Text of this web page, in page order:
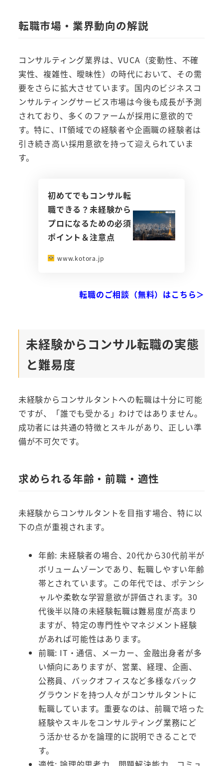
転職市場・業界動向の解説
コンサルティング業界は、VUCA（変動性、不確
実性、複雑性、曖昧性）の時代において、その需
要をさらに拡大させています。国内のビジネスコ
ンサルティングサービス市場は今後も成長が予測
されており、多くのファームが採用に意欲的で
す。特に、IT領域での経験者や企画職の経験者は
引き続き高い採用意欲を持って迎えられていま
す。
初めてでもコンサル転
職できる？未経験から
プロになるための必須
ポイント＆注意点
www.kotora.jp
転職のご相談（無料）はこちら＞
未経験からコンサル転職の実態
と難易度
未経験からコンサルタントへの転職は十分に可能
ですが、「誰でも受かる」わけではありません。
成功者には共通の特徴とスキルがあり、正しい準
備が不可欠です。
求められる年齢・前職・適性
未経験からコンサルタントを目指す場合、特に以
下の点が重視されます。
年齢: 未経験者の場合、20代から30代前半が
ボリュームゾーンであり、転職しやすい年齢
帯とされています。この年代では、ポテンシ
ャルや柔軟な学習意欲が評価されます。30
代後半以降の未経験転職は難易度が高まり
ますが、特定の専門性やマネジメント経験
があれば可能性はあります。
前職: IT・通信、メーカー、金融出身者が多
い傾向にありますが、営業、経理、企画、
公務員、バックオフィスなど多様なバック
グラウンドを持つ人々がコンサルタントに
転職しています。重要なのは、前職で培った
経験やスキルをコンサルティング業務にど
う活かせるかを論理的に説明できることで
す。